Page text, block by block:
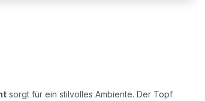
sorgt für ein stilvolles Ambiente. Der Topf